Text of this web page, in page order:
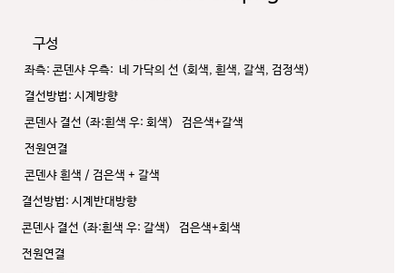
구성
좌측: 콘덴샤 우측: 네 가닥의 선 (회색, 흰색, 갈색, 검정색)
결선방법: 시계방향
콘덴사 결선 (좌:흰색 우: 회색)
검은색+갈색
전원연결
콘덴샤 흰색 / 검은색 + 갈색
결선방법: 시계반대방향
콘덴사 결선 (좌:흰색 우: 갈색)
검은색+회색
전원연결